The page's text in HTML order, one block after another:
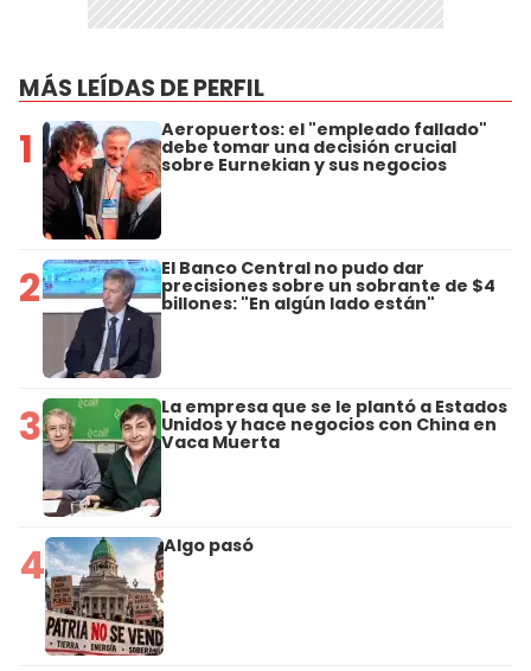
MÁS LEÍDAS DE PERFIL
1 Aeropuertos: el "empleado fallado"
debe tomar una decisión crucial
sobre Eurnekian y sus negocios
2 El Banco Central no pudo dar
precisiones sobre un sobrante de $4
billones: "En algún lado están"
3 La empresa que se le plantó a Estados
Unidos y hace negocios con China en
Vaca Muerta
4 Algo pasó